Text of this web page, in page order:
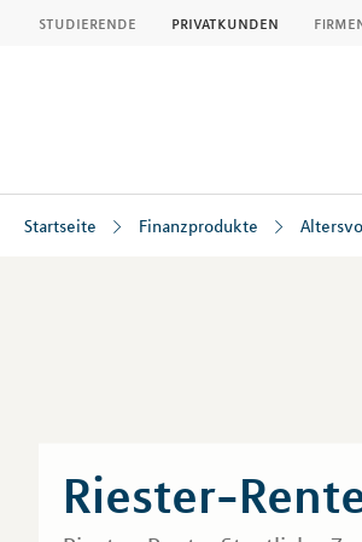
studierende privatkunden
Startseite Finanzprodukte
Riester-